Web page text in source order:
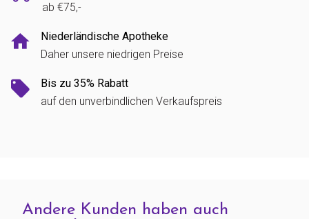
ab €75,-
Niederländische Apotheke
Daher unsere niedrigen Preise
Bis zu 35% Rabatt
auf den unverbindlichen Verkaufspreis
Andere Kunden haben auch